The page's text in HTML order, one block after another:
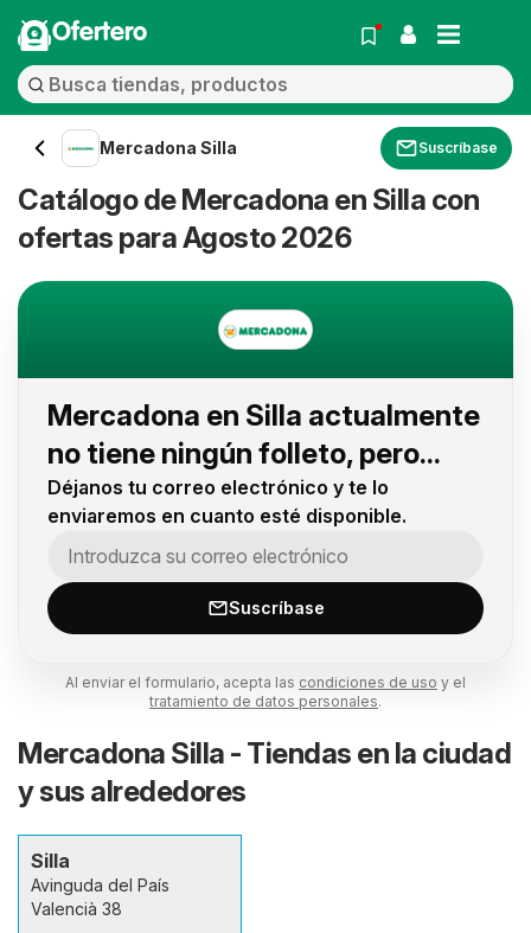
Ofertero
Mercadona Silla Suscríbase
Catálogo de Mercadona en Silla con
ofertas para Agosto 2026
Mercadona en Silla actualmente
no tiene ningún folleto, pero...
Déjanos tu correo electrónico y te lo
enviaremos en cuanto esté disponible.
Suscríbase
Al enviar el formulario, acepta las condiciones de uso y el
tratamiento de datos personales.
Mercadona Silla - Tiendas en la ciudad
y sus alrededores
Silla
Avinguda del País
Valencià 38